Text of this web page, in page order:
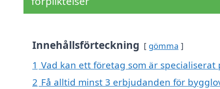
Innehållsförteckning gömma
1 Vad kan ett företag som är
2 Få alltid minst 3 erbjudanden för